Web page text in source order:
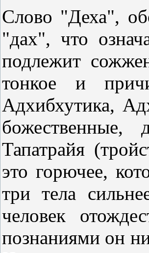
Слово "Деха",
"дах", что
подлежит
тонкое и
Адхибхутика,
божественные,
Тапатрайя
это горючее,
три тела
человек
познаниями он